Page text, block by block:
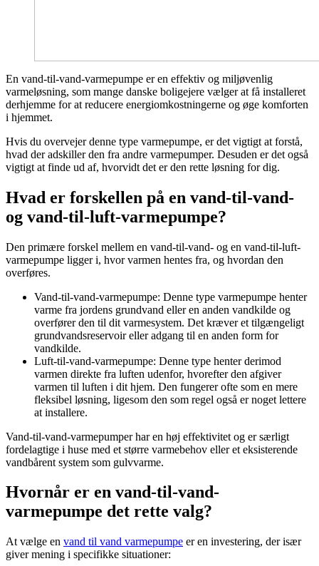
En vand-til-vand-varmepumpe er en effektiv og miljøvenlig
varmeløsning, som mange danske boligejere vælger at få installeret
derhjemme for at reducere energiomkostningerne og øge komforten
i hjemmet.
Hvis du overvejer denne type varmepumpe, er det vigtigt at forstå,
hvad der adskiller den fra andre varmepumper. Desuden er det også
vigtigt at finde ud af, hvorvidt det er den rette løsning for dig.
Hvad er forskellen på en vand-til-vand-
og vand-til-luft-varmepumpe?
Den primære forskel mellem en vand-til-vand- og en vand-til-luft-
varmepumpe ligger i, hvor varmen hentes fra, og hvordan den
overføres.
Vand-til-vand-varmepumpe: Denne type varmepumpe henter
varme fra jordens grundvand eller en anden vandkilde og
overfører den til dit varmesystem. Det kræver et tilgængeligt
grundvandsreservoir eller adgang til en anden form for
vandkilde.
Luft-til-vand-varmepumpe: Denne type henter derimod
varmen direkte fra luften udenfor, hvorefter den afgiver
varmen til luften i dit hjem. Den fungerer ofte som en mere
fleksibel løsning, ligesom den som regel også er noget lettere
at installere.
Vand-til-vand-varmepumper har en høj effektivitet og er særligt
fordelagtige i huse med et større varmebehov eller et eksisterende
vandbårent system som gulvvarme.
Hvornår er en vand-til-vand-
varmepumpe det rette valg?
At vælge en vand til vand varmepumpe er en investering, der især
giver mening i specifikke situationer: